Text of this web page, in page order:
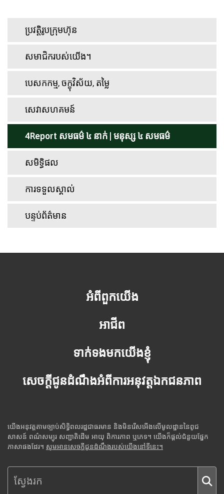
ប្រវត្តិរូបក្រុមហ៊ុន
សមាជិករបស់យើង។
បេសកកម្ម, ចក្ខុវិស័យ, តម្លៃ
សេវាសហគមន៍
4Report សមធម៌ ៤ នាក់ | មនុស្ស ៤ សមធម៌
សមិទ្ធិផល
ការទទួលស្គាល់
បន្ទប់ព័ត៌មាន
អំពីពួកយើង
អាជីព
ទាក់ទងមកយើងខ្ញុំ
សេចក្តីជូនដំណឹងអំពីការអនុវត្តឯកជនភាព
យើងអនុវត្តតាមច្បាប់សិទ្ធិពលរដ្ឋជាធរមាន និងមិនរើសអើងលើមូលដ្ឋាននៃពូជ
សាសន៍ ពណ៌សម្បុរ សញ្ជាតិដើម អាយុ ពិការភាព ឬភេទ។ យើងក៏ផ្តល់ជំនួយផ្នែក
ភាសាផងដែរ។ សូមអានសេចក្តីជូនដំណឹងរបស់យើងនៅទីនេះ។